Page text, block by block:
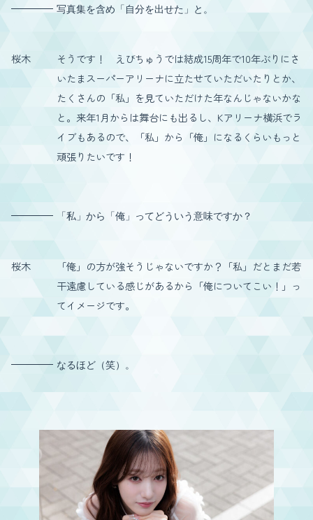
写真集を含め「自分を出せた」と。
桜木
そうです！ えびちゅうでは結成15周年で10年ぶりにさ
いたまスーパーアリーナに立たせていただいたりとか、
たくさんの「私」を見ていただけた年なんじゃないかな
と。来年1月からは舞台にも出るし、Kアリーナ横浜でラ
イブもあるので、「私」から「俺」になるくらいもっと
頑張りたいです！
「私」から「俺」ってどういう意味ですか？
桜木
「俺」の方が強そうじゃないですか？「私」だとまだ若
干遠慮している感じがあるから「俺についてこい！」っ
てイメージです。
なるほど（笑）。